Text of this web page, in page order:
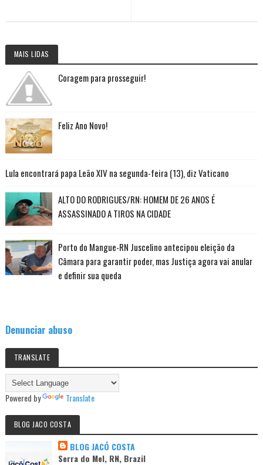
MAIS LIDAS
Coragem para prosseguir!
Feliz Ano Novo!
Lula encontrará papa Leão XIV na segunda-feira (13), diz Vaticano
ALTO DO RODRIGUES/RN: HOMEM DE 26 ANOS É
ASSASSINADO A TIROS NA CIDADE
Porto do Mangue-RN Juscelino antecipou eleição da
Câmara para garantir poder, mas Justiça agora vai anular
e definir sua queda
Denunciar abuso
TRANSLATE
Powered by Translate
BLOG JACO COSTA
BLOG JACÓ COSTA
Serra do Mel, RN, Brazil